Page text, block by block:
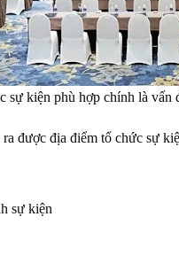
sự kiện phù hợp chính là vấn
được địa điểm tổ chức sự
sự kiện